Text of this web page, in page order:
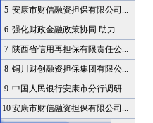
5 安康市财信融资担保有限公司...
6 强化财政金融政策协同 助力...
7 陕西省信用再担保有限责任公...
8 铜川财创融资担保集团有限公...
9 中国人民银行安康市分行调研...
10安康市财信融资担保有限公司...